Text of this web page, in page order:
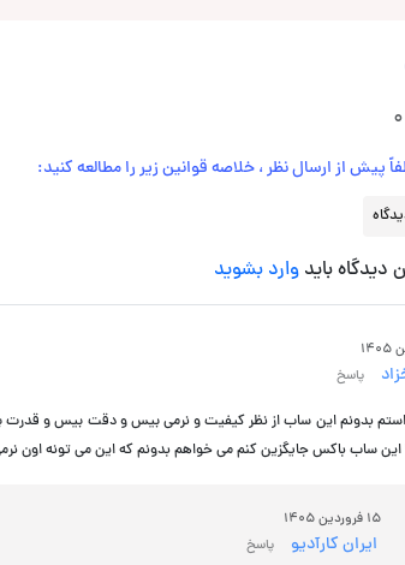
0
پیش از ارسال نظر ، خلاصه قوانین زیر را مطالعه کنید:
دیدگاه باید وارد بشوید
پاسخ
این ساب باکس جایگزین کنم می خواهم بدونم که این می تونه اون
15 فروردین 1405
ایران کارآدیو پاسخ